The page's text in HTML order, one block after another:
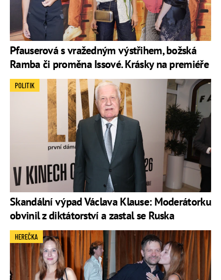
Pfauserová s vražedným výstřihem, božská
Ramba či proměna Issové. Krásky na premiéře
Skandální výpad Václava Klause: Moderátorku
obvinil z diktátorství a zastal se Ruska
POLITIK
HEREČKA